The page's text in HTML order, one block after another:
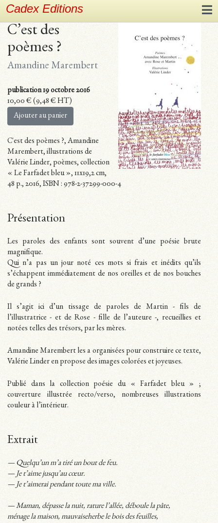
Cadex Editions
C’est des
poèmes ?
Amandine Marembert
publication 19 octobre 2016
10,00€ (9,48 € HT)
Ajouter au panier
C'est des poèmes ?, Amandine
Marembert, illustrations de
Valérie Linder, poèmes, collection
« Le Farfadet bleu », 11x19,2 cm,
48 p., 2016, ISBN : 978-2-37299-000-4
Présentation
Les paroles des enfants sont souvent d’une poésie brute
magnifique.
Qui n’a pas un jour noté ces mots si frais et inédits qu’ils
s’échappent immédiatement de nos oreilles et de nos bouches
de grands ?
Il s’agit ici d’un tissage de paroles de Martin - fils de
l’illustratrice - et de Rose - fille de l’auteure -, recueillies et
notées telles des trésors, par les mères.
Amandine Marembert les a organisées pour construire ce texte,
Valérie Linder en propose des images colorées et joyeuses.
Publié dans la collection poésie du « Farfadet bleu » ;
couverture illustrée recto/verso, nombreuses illustrations
couleur à l’intérieur.
Extrait
— Quelqu’un m’a tiré un bout de feu.
— Je t’aime jusqu’au cœur.
— Je t’aimerai pendant toute ma ville.
— Maman, dépasse la nuit, rature l’allée, déboule la pâte,
ménage la maison, mauvaiseherbe le bois des feuilles,